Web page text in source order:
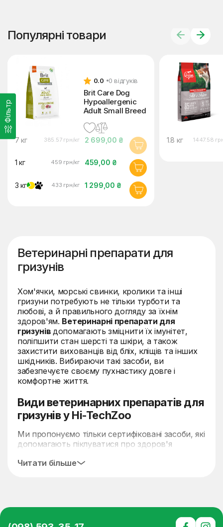
Фільтр
Популярні товари
0.0 0 відгуків
Brit Care Dog
Hypoallergenic
Adult Small Breed
2 699,00 ₴
7 кг 385.57 грн/кг
459,00 ₴
1 кг 459 грн/кг
1 299,00 ₴
3 кг 433 грн/кг
1.8 кг 1447.58
Ветеринарні препарати для
гризунів
Хом'ячки, морські свинки, кролики та інші
гризуни потребують не тільки турботи та
любові, а й правильного догляду за їхнім
здоров'ям. Ветеринарні препарати для
гризунів допомагають зміцнити їх імунітет,
поліпшити стан шерсті та шкіри, а також
захистити вихованців від бліх, кліщів та інших
шкідників. Вибираючи такі засоби, ви
забезпечуєте своєму пухнастику довге і
комфортне життя.
Види ветеринарних препаратів для
гризунів у Hi-TechZoo
Ми пропонуємо тільки сертифіковані засоби, які
допомагають піклуватися про здоров'я
організму. В інтернет-магазині Hi-TechZoo ви
Протипаразитарні засоби для
Читати більше